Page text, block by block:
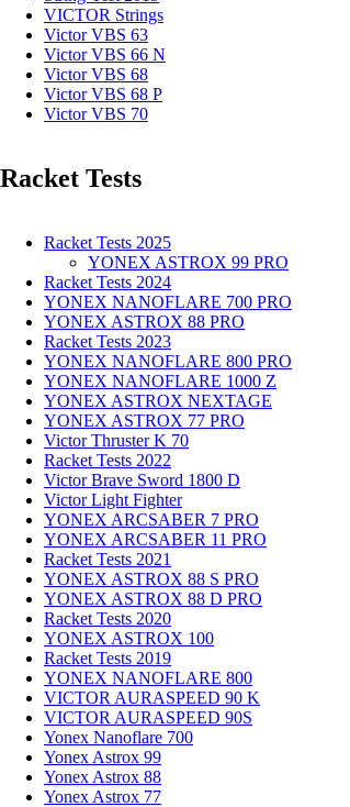
VICTOR Strings
Victor VBS 63
Victor VBS 66 N
Victor VBS 68
Victor VBS 68 P
Victor VBS 70
Racket Tests
Racket Tests 2025
YONEX ASTROX 99 PRO
Racket Tests 2024
YONEX NANOFLARE 700 PRO
YONEX ASTROX 88 PRO
Racket Tests 2023
YONEX NANOFLARE 800 PRO
YONEX NANOFLARE 1000 Z
YONEX ASTROX NEXTAGE
YONEX ASTROX 77 PRO
Victor Thruster K 70
Racket Tests 2022
Victor Brave Sword 1800 D
Victor Light Fighter
YONEX ARCSABER 7 PRO
YONEX ARCSABER 11 PRO
Racket Tests 2021
YONEX ASTROX 88 S PRO
YONEX ASTROX 88 D PRO
Racket Tests 2020
YONEX ASTROX 100
Racket Tests 2019
YONEX NANOFLARE 800
VICTOR AURASPEED 90 K
VICTOR AURASPEED 90S
Yonex Nanoflare 700
Yonex Astrox 99
Yonex Astrox 88
Yonex Astrox 77